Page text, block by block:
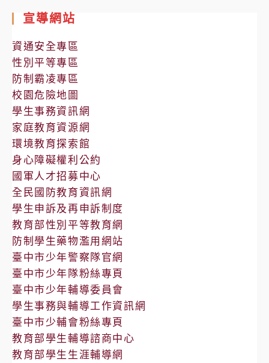
公
告
宣導網站
資通安全專區
性別平等專區
防制霸凌專區
校園危險地圖
學生事務資訊網
家庭教育資源網
環境教育探索館
身心障礙權利公約
國軍人才招募中心
全民國防教育資訊網
學生申訴及再申訴制度
教育部性別平等教育網
防制學生藥物濫用網站
臺中市少年警察隊官網
臺中市少年隊粉絲專頁
臺中市少年輔導委員會
學生事務與輔導工作資訊網
臺中市少輔會粉絲專頁
教育部學生輔導諮商中心
教育部學生生涯輔導網